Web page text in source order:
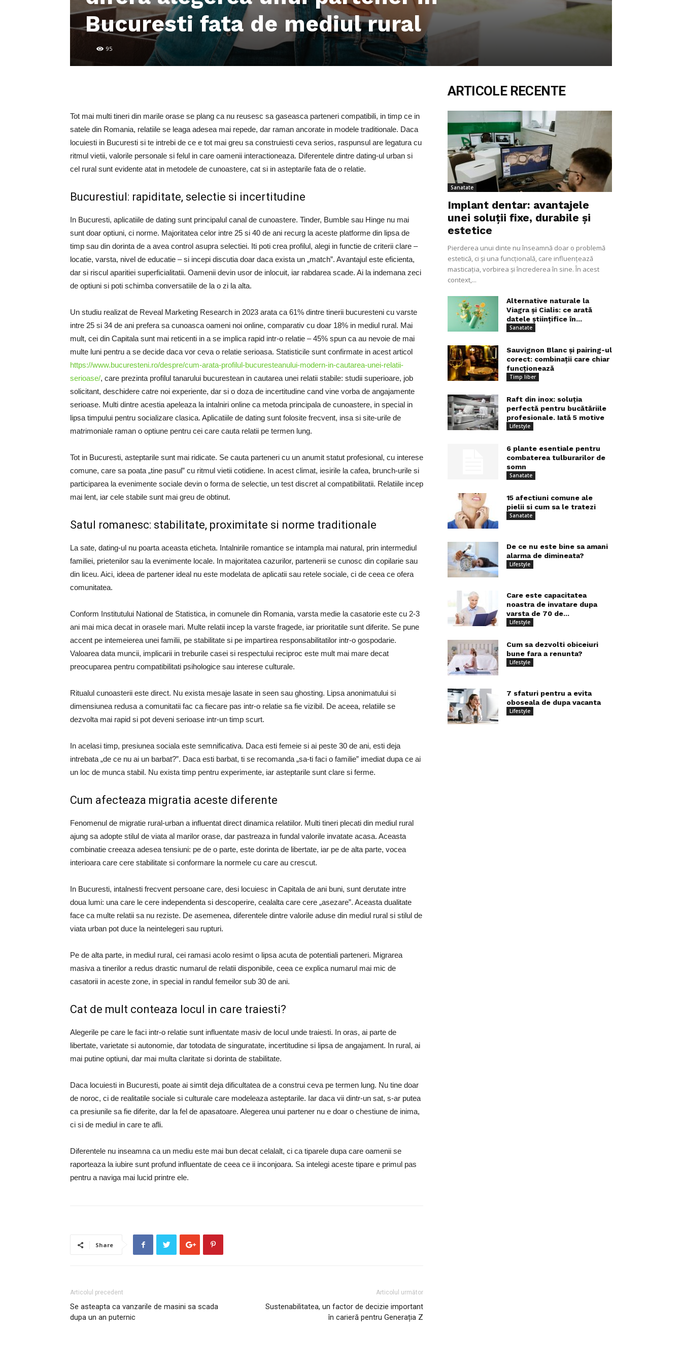
Bucuresti fata de mediul rural
95
Tot mai multi tineri din marile orase se plang ca nu reusesc sa gaseasca parteneri compatibili, in timp ce in
satele din Romania, relatiile se leaga adesea mai repede, dar raman ancorate in modele traditionale. Daca
locuiesti in Bucuresti si te intrebi de ce e tot mai greu sa construiesti ceva serios, raspunsul are legatura cu
ritmul vietii, valorile personale si felul in care oamenii interactioneaza. Diferentele dintre dating-ul urban si
cel rural sunt evidente atat in metodele de cunoastere, cat si in asteptarile fata de o relatie.
Bucurestiul: rapiditate, selectie si incertitudine
In Bucuresti, aplicatiile de dating sunt principalul canal de cunoastere. Tinder, Bumble sau Hinge nu mai
sunt doar optiuni, ci norme. Majoritatea celor intre 25 si 40 de ani recurg la aceste platforme din lipsa de
timp sau din dorinta de a avea control asupra selectiei. Iti poti crea profilul, alegi in functie de criterii clare –
locatie, varsta, nivel de educatie – si incepi discutia doar daca exista un „match”. Avantajul este eficienta,
dar si riscul aparitiei superficialitatii. Oamenii devin usor de inlocuit, iar rabdarea scade. Ai la indemana zeci
de optiuni si poti schimba conversatiile de la o zi la alta.
Un studiu realizat de Reveal Marketing Research in 2023 arata ca 61% dintre tinerii bucuresteni cu varste
intre 25 si 34 de ani prefera sa cunoasca oameni noi online, comparativ cu doar 18% in mediul rural. Mai
mult, cei din Capitala sunt mai reticenti in a se implica rapid intr-o relatie – 45% spun ca au nevoie de mai
multe luni pentru a se decide daca vor ceva o relatie serioasa. Statisticile sunt confirmate in acest articol
https://www.bucuresteni.ro/despre/cum-arata-profilul-bucuresteanului-modern-in-cautarea-unei-relatii-
serioase/, care prezinta profilul tanarului bucurestean in cautarea unei relatii stabile: studii superioare, job
solicitant, deschidere catre noi experiente, dar si o doza de incertitudine cand vine vorba de angajamente
serioase. Multi dintre acestia apeleaza la intalniri online ca metoda principala de cunoastere, in special in
lipsa timpului pentru socializare clasica. Aplicatiile de dating sunt folosite frecvent, insa si site-urile de
matrimoniale raman o optiune pentru cei care cauta relatii pe termen lung.
Tot in Bucuresti, asteptarile sunt mai ridicate. Se cauta parteneri cu un anumit statut profesional, cu interese
comune, care sa poata „tine pasul” cu ritmul vietii cotidiene. In acest climat, iesirile la cafea, brunch-urile si
participarea la evenimente sociale devin o forma de selectie, un test discret al compatibilitatii. Relatiile incep
mai lent, iar cele stabile sunt mai greu de obtinut.
Satul romanesc: stabilitate, proximitate si norme traditionale
La sate, dating-ul nu poarta aceasta eticheta. Intalnirile romantice se intampla mai natural, prin intermediul
familiei, prietenilor sau la evenimente locale. In majoritatea cazurilor, partenerii se cunosc din copilarie sau
din liceu. Aici, ideea de partener ideal nu este modelata de aplicatii sau retele sociale, ci de ceea ce ofera
comunitatea.
Conform Institutului National de Statistica, in comunele din Romania, varsta medie la casatorie este cu 2-3
ani mai mica decat in orasele mari. Multe relatii incep la varste fragede, iar prioritatile sunt diferite. Se pune
accent pe intemeierea unei familii, pe stabilitate si pe impartirea responsabilitatilor intr-o gospodarie.
Valoarea data muncii, implicarii in treburile casei si respectului reciproc este mult mai mare decat
preocuparea pentru compatibilitati psihologice sau interese culturale.
Ritualul cunoasterii este direct. Nu exista mesaje lasate in seen sau ghosting. Lipsa anonimatului si
dimensiunea redusa a comunitatii fac ca fiecare pas intr-o relatie sa fie vizibil. De aceea, relatiile se
dezvolta mai rapid si pot deveni serioase intr-un timp scurt.
In acelasi timp, presiunea sociala este semnificativa. Daca esti femeie si ai peste 30 de ani, esti deja
intrebata „de ce nu ai un barbat?”. Daca esti barbat, ti se recomanda „sa-ti faci o familie” imediat dupa ce ai
un loc de munca stabil. Nu exista timp pentru experimente, iar asteptarile sunt clare si ferme.
Cum afecteaza migratia aceste diferente
Fenomenul de migratie rural-urban a influentat direct dinamica relatiilor. Multi tineri plecati din mediul rural
ajung sa adopte stilul de viata al marilor orase, dar pastreaza in fundal valorile invatate acasa. Aceasta
combinatie creeaza adesea tensiuni: pe de o parte, este dorinta de libertate, iar pe de alta parte, vocea
interioara care cere stabilitate si conformare la normele cu care au crescut.
In Bucuresti, intalnesti frecvent persoane care, desi locuiesc in Capitala de ani buni, sunt derutate intre
doua lumi: una care le cere independenta si descoperire, cealalta care cere „asezare”. Aceasta dualitate
face ca multe relatii sa nu reziste. De asemenea, diferentele dintre valorile aduse din mediul rural si stilul de
viata urban pot duce la neintelegeri sau rupturi.
Pe de alta parte, in mediul rural, cei ramasi acolo resimt o lipsa acuta de potentiali parteneri. Migrarea
masiva a tinerilor a redus drastic numarul de relatii disponibile, ceea ce explica numarul mai mic de
casatorii in aceste zone, in special in randul femeilor sub 30 de ani.
Cat de mult conteaza locul in care traiesti?
Alegerile pe care le faci intr-o relatie sunt influentate masiv de locul unde traiesti. In oras, ai parte de
libertate, varietate si autonomie, dar totodata de singuratate, incertitudine si lipsa de angajament. In rural, ai
mai putine optiuni, dar mai multa claritate si dorinta de stabilitate.
Daca locuiesti in Bucuresti, poate ai simtit deja dificultatea de a construi ceva pe termen lung. Nu tine doar
de noroc, ci de realitatile sociale si culturale care modeleaza asteptarile. Iar daca vii dintr-un sat, s-ar putea
ca presiunile sa fie diferite, dar la fel de apasatoare. Alegerea unui partener nu e doar o chestiune de inima,
ci si de mediul in care te afli.
Diferentele nu inseamna ca un mediu este mai bun decat celalalt, ci ca tiparele dupa care oamenii se
raporteaza la iubire sunt profund influentate de ceea ce ii inconjoara. Sa intelegi aceste tipare e primul pas
pentru a naviga mai lucid printre ele.
Share
Articolul precedent
Se asteapta ca vanzarile de masini sa scada
dupa un an puternic
Articolul următor
Sustenabilitatea, un factor de decizie important
în carieră pentru Generația Z
ARTICOLE RECENTE
Sanatate
Implant dentar: avantajele
unei soluții fixe, durabile și
estetice
Pierderea unui dinte nu înseamnă doar o problemă
estetică, ci și una funcțională, care influențează
masticația, vorbirea și încrederea în sine. În acest
context,...
Alternative naturale la
Viagra și Cialis: ce arată
datele științifice în...
Sanatate
Sauvignon Blanc și pairing-ul
corect: combinații care chiar
funcționează
Timp liber
Raft din inox: soluția
perfectă pentru bucătăriile
profesionale. Iată 5 motive
Lifestyle
6 plante esentiale pentru
combaterea tulburarilor de
somn
Sanatate
15 afectiuni comune ale
pielii si cum sa le tratezi
Sanatate
De ce nu este bine sa amani
alarma de dimineata?
Lifestyle
Care este capacitatea
noastra de invatare dupa
varsta de 70 de...
Lifestyle
Cum sa dezvolti obiceiuri
bune fara a renunta?
Lifestyle
7 sfaturi pentru a evita
oboseala de dupa vacanta
Lifestyle